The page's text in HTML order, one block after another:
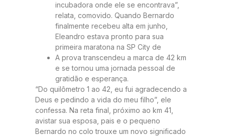
incubadora onde ele se encontrava”,
relata, comovido. Quando Bernardo
finalmente recebeu alta em junho,
Eleandro estava pronto para sua
primeira maratona na SP City de
A prova transcendeu a marca de 42 km
e se tornou uma jornada pessoal de
gratidão e esperança.
“Do quilômetro 1 ao 42, eu fui agradecendo a
Deus e pedindo a vida do meu filho”, ele
confessa. Na reta final, próximo ao km 41,
avistar sua esposa, pais e o pequeno
Bernardo no colo trouxe um novo significado